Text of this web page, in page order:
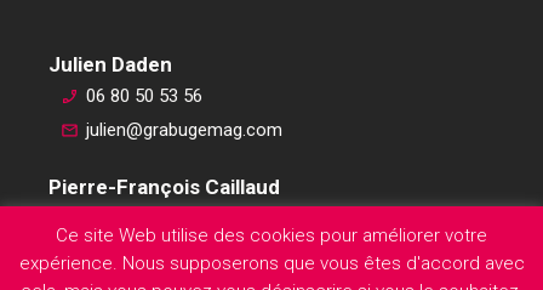
Julien Daden
06 80 50 53 56
julien@grabugemag.com
Pierre-François Caillaud
pierre-francois@grabugemag.com
Mentions légales
Ce site Web utilise des cookies pour améliorer votre
expérience. Nous supposerons que vous êtes d'accord avec